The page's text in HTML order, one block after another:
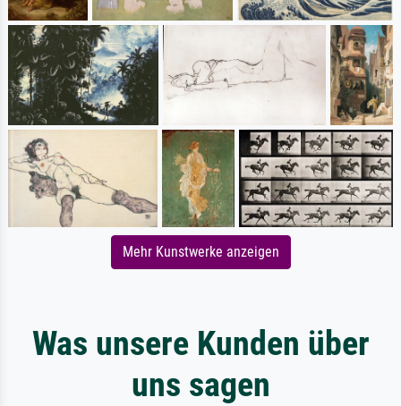
Mehr Kunstwerke anzeigen
Was unsere Kunden über
uns sagen